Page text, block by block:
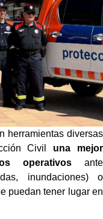
herramientas diversas
Civil una mejor
operativos ante
inundaciones) o
puedan tener lugar en